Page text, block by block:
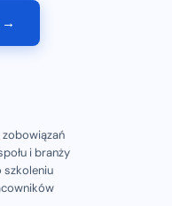
→
i branży
szkoleniu